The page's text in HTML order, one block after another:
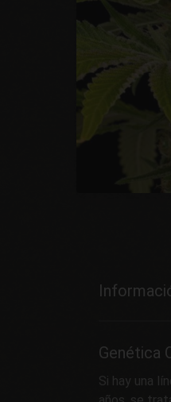
Genética
Si hay una